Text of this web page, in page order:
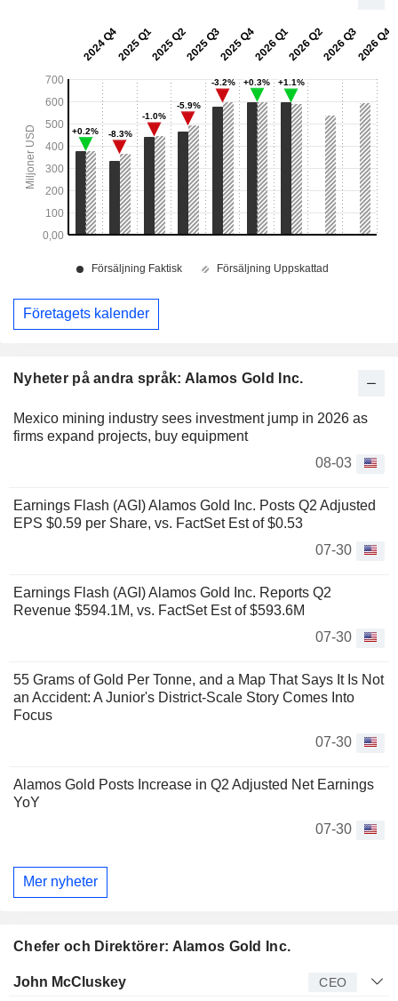
Nyheter på andra språk: Alamos Gold Inc.
Mexico mining industry sees investment jump in 2026 as
firms expand projects, buy equipment
08-03
Earnings Flash (AGI) Alamos Gold Inc. Posts Q2 Adjusted
EPS $0.59 per Share, vs. FactSet Est of $0.53
07-30
Earnings Flash (AGI) Alamos Gold Inc. Reports Q2
Revenue $594.1M, vs. FactSet Est of $593.6M
07-30
55 Grams of Gold Per Tonne, and a Map That Says It Is Not
an Accident: A Junior's District-Scale Story Comes Into
Focus
07-30
Alamos Gold Posts Increase in Q2 Adjusted Net Earnings
YoY
07-30
Mer nyheter
Chefer och Direktörer: Alamos Gold Inc.
Verkställande
John McCluskey CEO
Företagets kalender